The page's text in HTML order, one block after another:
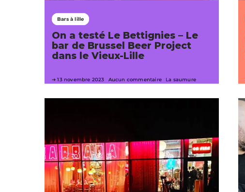
Bars à lille
On a testé Le Bettignies – Le
bar de Brussel Beer Project
dans le Vieux-Lille
13 novembre 2023 Aucun commentaire La saumure